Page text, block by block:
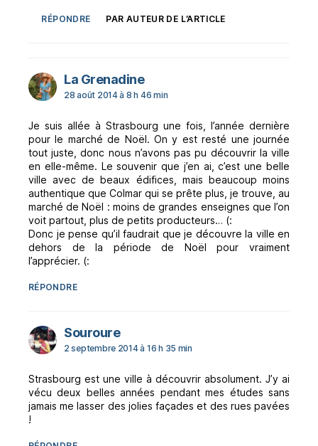
RÉPONDRE PAR AUTEUR DE L’ARTICLE
La Grenadinedit :
28 août 2014 à 8 h 46 min
Je suis allée à Strasbourg une fois, l’année dernière
pour le marché de Noël. On y est resté une journée
tout juste, donc nous n’avons pas pu découvrir la ville
en elle-même. Le souvenir que j’en ai, c’est une belle
ville avec de beaux édifices, mais beaucoup moins
authentique que Colmar qui se prête plus, je trouve, au
marché de Noël : moins de grandes enseignes que l’on
voit partout, plus de petits producteurs… (:
Donc je pense qu’il faudrait que je découvre la ville en
dehors de la période de Noël pour vraiment
l’apprécier. (:
RÉPONDRE
Sourouredit :
2 septembre 2014 à 16 h 35 min
Strasbourg est une ville à découvrir absolument. J’y ai
vécu deux belles années pendant mes études sans
jamais me lasser des jolies façades et des rues pavées
!